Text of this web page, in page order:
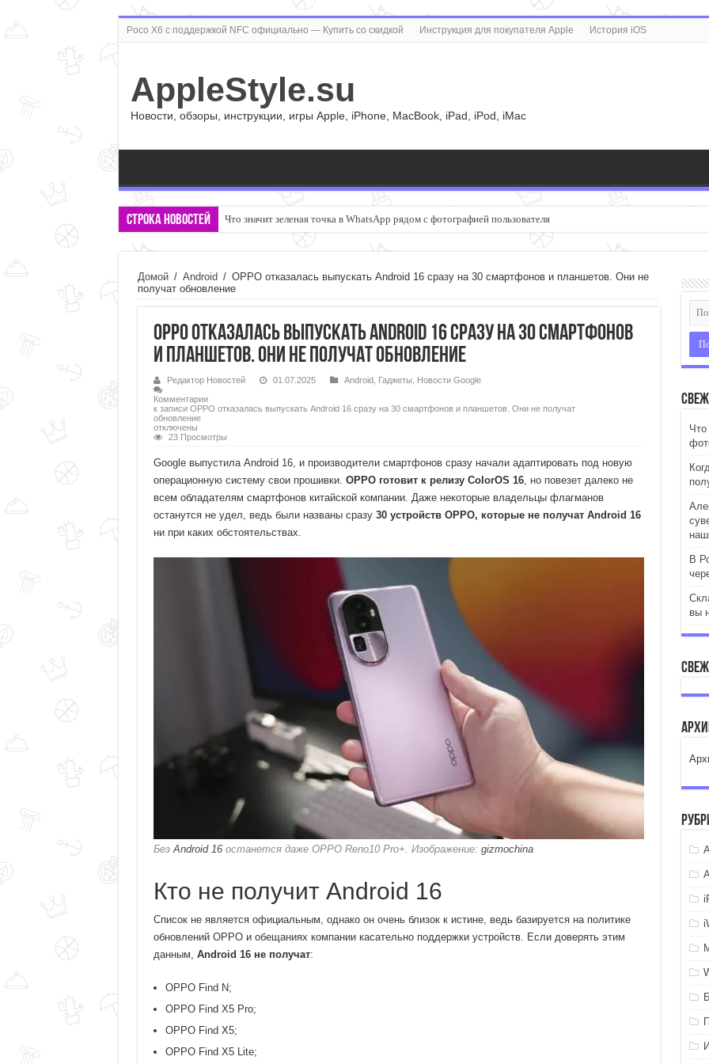
Poco X6 с поддержкой NFC официально — Купить со скидкой Инструкция для покупателя Apple История iOS
AppleStyle.su
Новости, обзоры, инструкции, игры Apple, iPhone, MacBook, iPad, iPod, iMac
Строка новостей Что значит зеленая точка в WhatsApp рядом с фотографией пользователя
Домой / Android / OPPO отказалась выпускать Android 16 сразу на 30 смартфонов и планшетов. Они не
получат обновление
OPPO отказалась выпускать Android 16 сразу на 30 смартфонов
и планшетов. Они не получат обновление
Редактор Новостей 01.07.2025 Android, Гаджеты
Новости Google
Комментарии
к записи OPPO отказалась выпускать Android 16 сразу на 30 смартфонов и планшетов. Они не получат
обновление
отключены
23 Просмотры
Google выпустила Android 16, и производители смартфонов сразу начали адаптировать под новую
операционную систему свои прошивки. OPPO готовит к релизу ColorOS 16, но повезет далеко не
всем обладателям смартфонов китайской компании. Даже некоторые владельцы флагманов
останутся не удел, ведь были названы сразу 30 устройств OPPO, которые не получат Android 16
ни при каких обстоятельствах.
БезAndroid 16останется даже OPPO Reno10 Pro+. Изображение: gizmochina
Кто не получит Android 16
Список не является официальным, однако он очень близок к истине, ведь базируется на политике
обновлений OPPO и обещаниях компании касательно поддержки устройств. Если доверять этим
данным, Android 16 не получат:
OPPO Find N;
OPPO Find X5 Pro;
OPPO Find X5;
OPPO Find X5 Lite;
Что
В
вы